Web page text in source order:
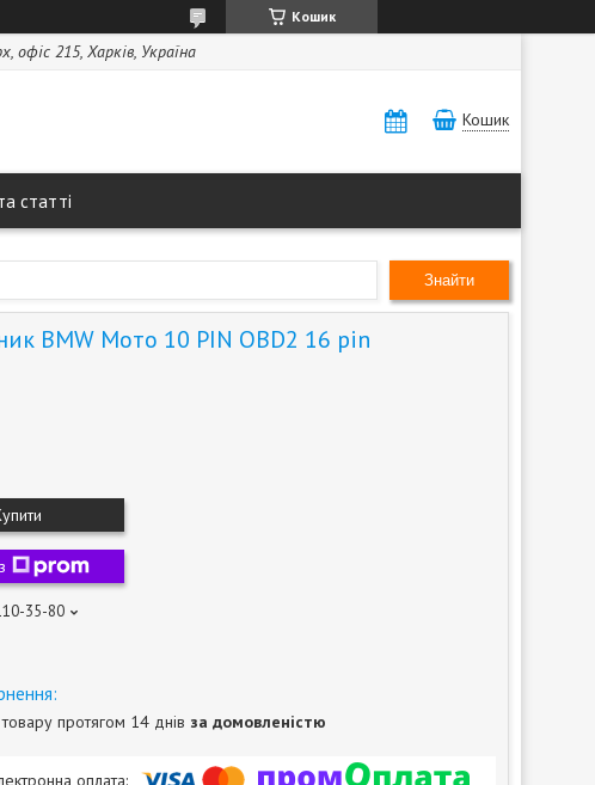
Кошик
офіс 215, Харків, Україна
Кошик
статті
Знайти
BMW Мото 10 PIN OBD2 16 pin
35-80
протягом 14 днів за домовленістю